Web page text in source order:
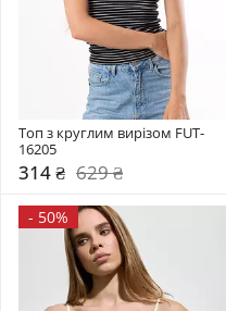
Топ з круглим вирізом FUT-
16205
314 ₴ 629 ₴
- 50%